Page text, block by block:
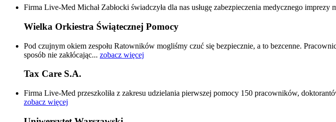
Firma Live-Med Michał Zabłocki świadczyła dla nas usługę zabezpieczenia medycznego
Wielka Orkiestra Świątecznej Pomocy
Pod czujnym okiem zespołu Ratowników mogliśmy czuć się bezpiecznie, a to bezcenne.
sposób nie zakłócając... zobacz więcej
Tax Care S.A.
Firma Live-Med przeszkoliła z zakresu udzielania pierwszej pomocy 150 pracowników,
zobacz więcej